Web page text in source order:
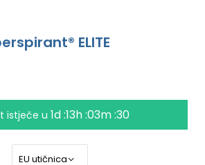
ELITE
istječe u 1d :13h :03m :30